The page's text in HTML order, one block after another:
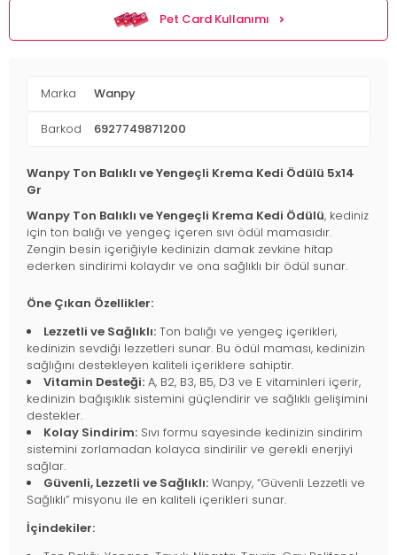
Pet Card Kullanımı
Marka Wanpy
Barkod 6927749871200
Wanpy Ton Balıklı ve Yengeçli Krema Kedi Ödülü 5x14
Gr
Wanpy Ton Balıklı ve Yengeçli Krema Kedi Ödülü, kediniz
için ton balığı ve yengeç içeren sıvı ödül mamasıdır.
Zengin besin içeriğiyle kedinizin damak zevkine hitap
ederken sindirimi kolaydır ve ona sağlıklı bir ödül sunar.
Öne Çıkan Özellikler:
Lezzetli ve Sağlıklı: Ton balığı ve yengeç içerikleri,
kedinizin sevdiği lezzetleri sunar. Bu ödül maması, kedinizin
sağlığını destekleyen kaliteli içeriklere sahiptir.
Vitamin Desteği: A, B2, B3, B5, D3 ve E vitaminleri içerir,
kedinizin bağışıklık sistemini güçlendirir ve sağlıklı gelişimini
destekler.
Kolay Sindirim: Sıvı formu sayesinde kedinizin sindirim
sistemini zorlamadan kolayca sindirilir ve gerekli enerjiyi
sağlar.
Güvenli, Lezzetli ve Sağlıklı: Wanpy, “Güvenli Lezzetli ve
Sağlıklı” misyonu ile en kaliteli içerikleri sunar.
İçindekiler: